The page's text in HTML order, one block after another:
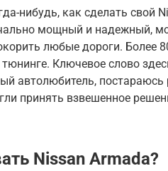
нибудь, как сделать свой
мощный и надежный,
любые дороги. Более
Ключевое слово
автолюбитель, постараюсь
принять взвешенное
Nissan Armada?